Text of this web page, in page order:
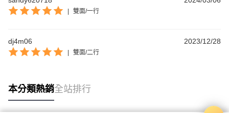
| 雙面/一行
dj4m06 2023/12/28
| 雙面/二行
本分類熱銷全站排行